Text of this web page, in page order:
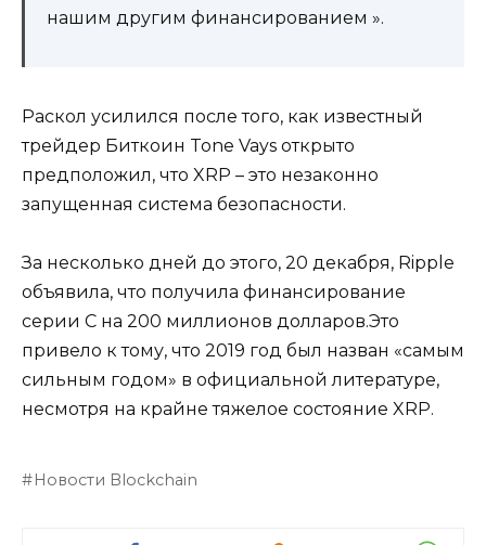
нашим другим финансированием ».
Раскол усилился после того, как известный
трейдер Биткоин Tone Vays открыто
предположил, что XRP – это незаконно
запущенная система безопасности.
За несколько дней до этого, 20 декабря, Ripple
объявила, что получила финансирование
серии C на 200 миллионов долларов.Это
привело к тому, что 2019 год был назван «самым
сильным годом» в официальной литературе,
несмотря на крайне тяжелое состояние XRP.
Новости Blockchain